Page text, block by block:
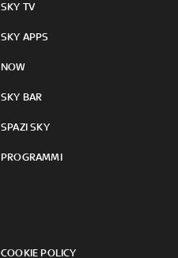
SKY TV
SKY APPS
NOW
SKY BAR
SPAZI SKY
PROGRAMMI
COOKIE POLICY